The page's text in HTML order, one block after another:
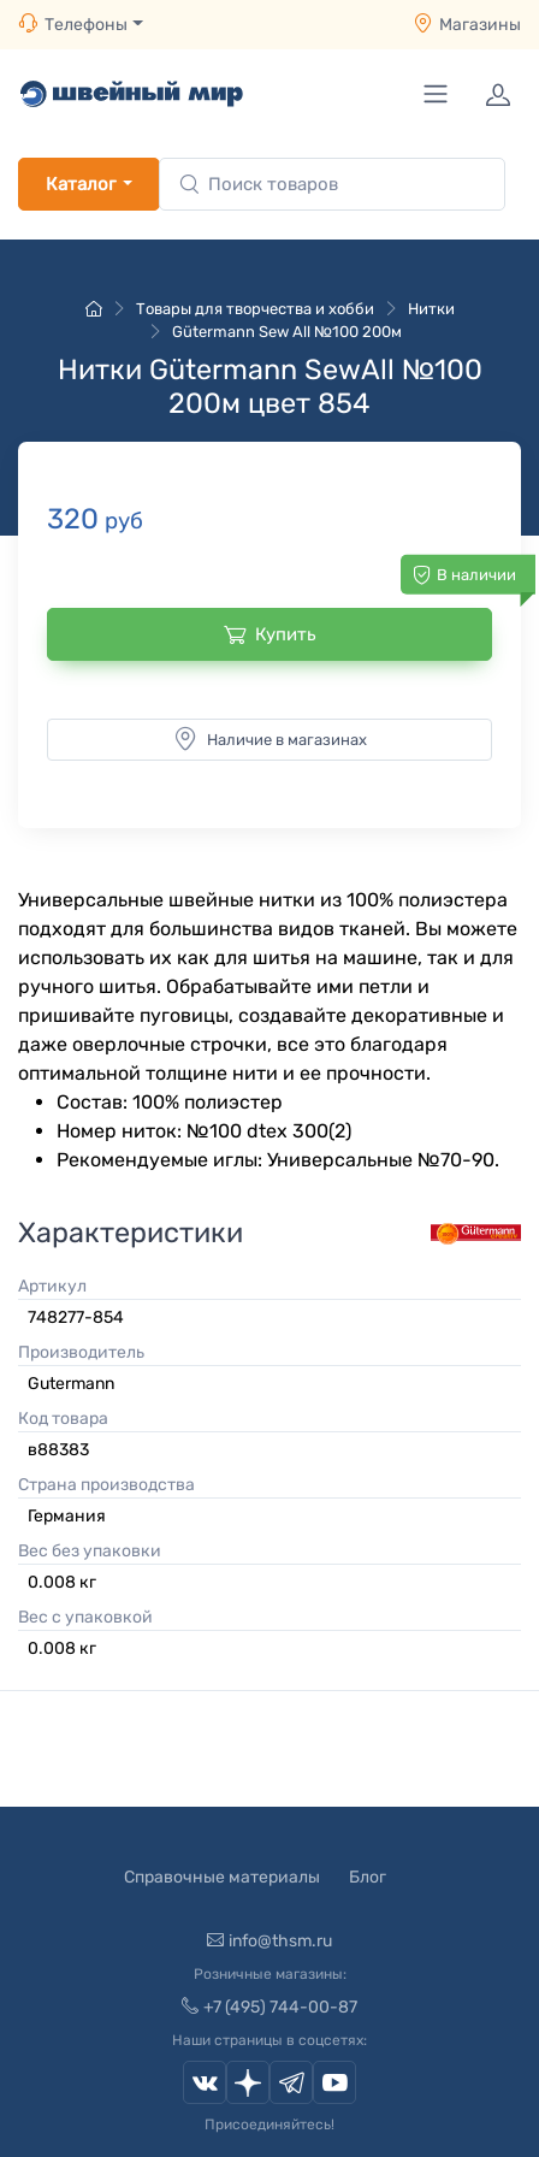
Телефоны Магазины
Каталог
Товары для творчества и хобби
Нитки
Gütermann Sew All №100 200м
Нитки Gütermann SewAll №100
200м цвет 854
320 руб
В наличии
Купить
Наличие в магазинах
Универсальные швейные нитки из 100% полиэстера
подходят для большинства видов тканей. Вы можете
использовать их как для шитья на машине, так и для
ручного шитья. Обрабатывайте ими петли и
пришивайте пуговицы, создавайте декоративные и
даже оверлочные строчки, все это благодаря
оптимальной толщине нити и ее прочности.
Состав: 100% полиэстер
Номер ниток: №100 dtex 300(2)
Рекомендуемые иглы: Универсальные №70-90.
Характеристики
Артикул
748277-854
Производитель
Gutermann
Код товара
в88383
Страна производства
Германия
Вес без упаковки
0.008 кг
Вес с упаковкой
0.008 кг
Справочные материалы Блог
info@thsm.ru
Розничные магазины:
+7 (495) 744-00-87
Наши страницы в соцсетях:
Присоединяйтесь!